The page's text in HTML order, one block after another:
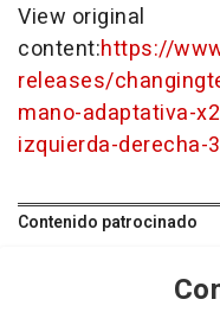
View original
content:https://
releases/
mano-adaptativa-
izquierda-derecha-
Contenido patrocinado